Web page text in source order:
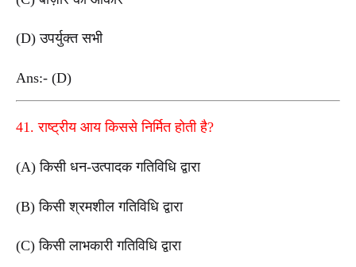
(D) उपर्युक्त सभी
Ans:- (D)
41. राष्ट्रीय आय किससे निर्मित होती है?
(A) किसी धन-उत्पादक गतिविधि द्वारा
(B) किसी श्रमशील गतिविधि द्वारा
(C) किसी लाभकारी गतिविधि द्वारा